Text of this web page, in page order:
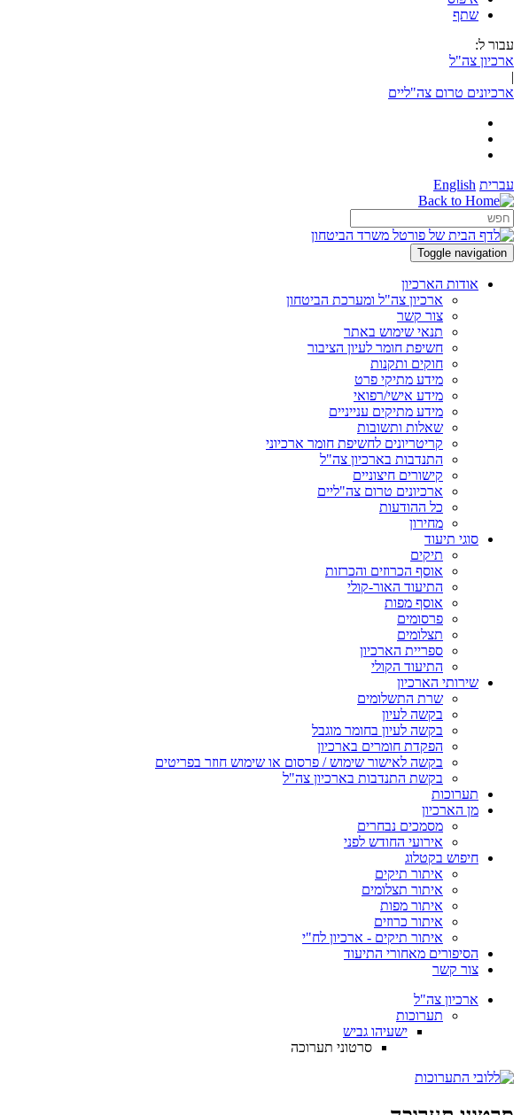
שתף
עבור ל:
ארכיון צה"ל
|
ארכיונים טרום צה"ליים
עברית English
Toggle navigation
אודות הארכיון
ארכיון צה"ל ומערכת הביטחון
צור קשר
תנאי שימוש באתר
חשיפת חומר לעיון הציבור
חוקים ותקנות
מידע מתיקי פרט
מידע אישי/רפואי
מידע מתיקים ענייניים
שאלות ותשובות
קריטריונים לחשיפת חומר ארכיוני
התנדבות בארכיון צה"ל
קישורים חיצוניים
ארכיונים טרום צה"ליים
כל ההודעות
מחירון
סוגי תיעוד
תיקים
אוסף הכרוזים והכרזות
התיעוד האור-קולי
אוסף מפות
פרסומים
תצלומים
ספריית הארכיון
התיעוד הקולי
שירותי הארכיון
שרת התשלומים
בקשה לעיון
בקשה לעיון בחומר מוגבל
הפקדת חומרים בארכיון
בקשה לאישור שימוש / פרסום או שימוש חוזר בפריטים
בקשת התנדבות בארכיון צה"ל
תערוכות
מן הארכיון
מסמכים נבחרים
אירועי החודש לפני
חיפוש בקטלוג
איתור תיקים
איתור תצלומים
איתור מפות
איתור כרוזים
איתור תיקים - ארכיון לח"י
הסיפורים מאחורי התיעוד
צור קשר
ארכיון צה"ל
תערוכות
ישעיהו גביש
סרטוני תערוכה